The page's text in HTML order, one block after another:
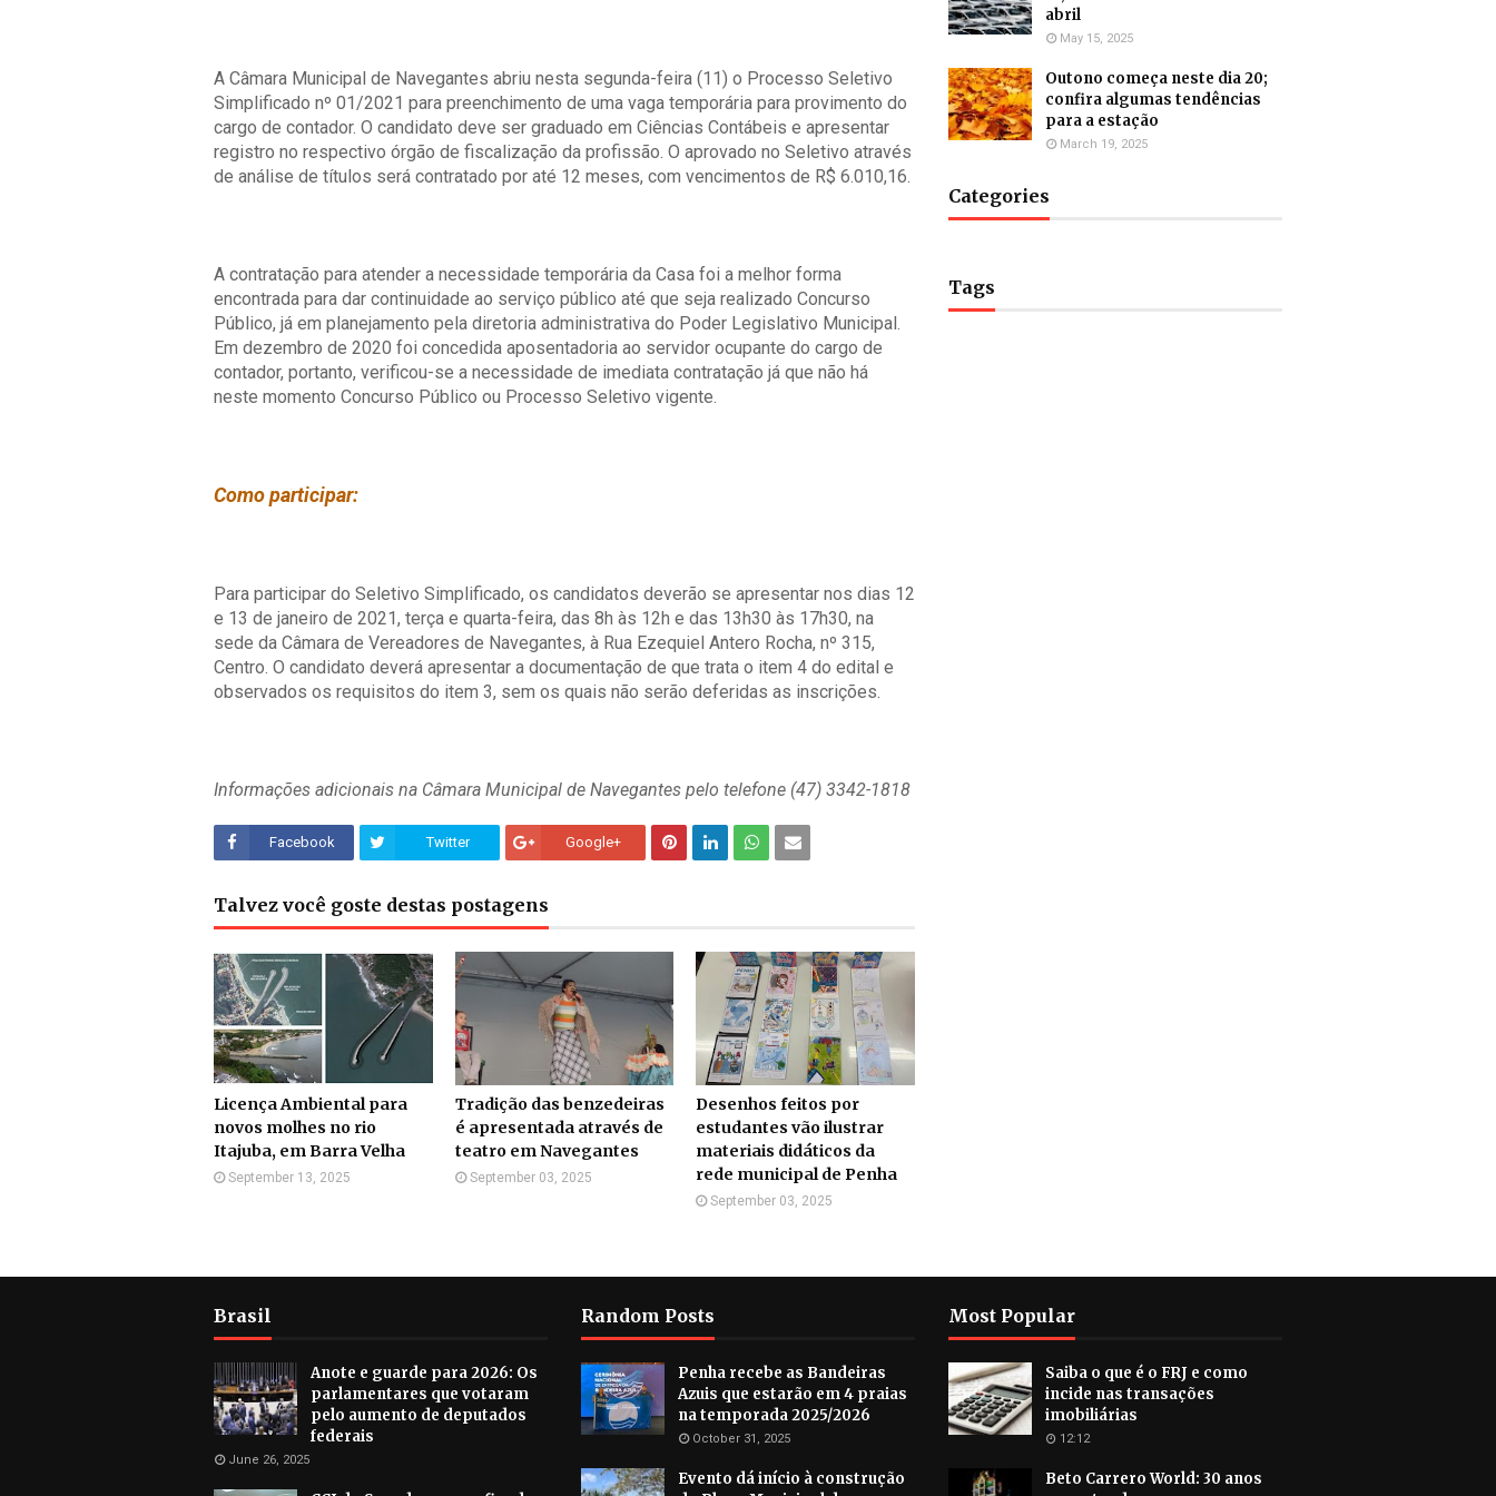
A Câmara Municipal de Navegantes abriu nesta segunda-feira (11) o Processo Seletivo
Simplificado nº 01/2021 para preenchimento de uma vaga temporária para provimento do
cargo de contador. O candidato deve ser graduado em Ciências Contábeis e apresentar
registro no respectivo órgão de fiscalização da profissão. O aprovado no Seletivo através
de análise de títulos será contratado por até 12 meses, com vencimentos de R$ 6.010,16.
A contratação para atender a necessidade temporária da Casa foi a melhor forma
encontrada para dar continuidade ao serviço público até que seja realizado Concurso
Público, já em planejamento pela diretoria administrativa do Poder Legislativo Municipal.
Em dezembro de 2020 foi concedida aposentadoria ao servidor ocupante do cargo de
contador, portanto, verificou-se a necessidade de imediata contratação já que não há
neste momento Concurso Público ou Processo Seletivo vigente.
Como participar:
Para participar do Seletivo Simplificado, os candidatos deverão se apresentar nos dias 12
e 13 de janeiro de 2021, terça e quarta-feira, das 8h às 12h e das 13h30 às 17h30, na
sede da Câmara de Vereadores de Navegantes, à Rua Ezequiel Antero Rocha, nº 315,
Centro. O candidato deverá apresentar a documentação de que trata o item 4 do edital e
observados os requisitos do item 3, sem os quais não serão deferidas as inscrições.
Informações adicionais na Câmara Municipal de Navegantes pelo telefone (47) 3342-1818
Facebook Twitter Google+
Talvez você goste destas postagens
Licença Ambiental para
novos molhes no rio
Itajuba, em Barra Velha
September 13, 2025
Tradição das benzedeiras
é apresentada através de
teatro em Navegantes
September 03, 2025
Desenhos feitos por
estudantes vão ilustrar
materiais didáticos da
rede municipal de Penha
September 03, 2025
abril
May 15, 2025
Outono começa neste dia 20;
confira algumas tendências
para a estação
March 19, 2025
Categories
Tags
Brasil
Anote e guarde para 2026: Os
parlamentares que votaram
pelo aumento de deputados
federais
June 26, 2025
Random Posts
Penha recebe as Bandeiras
Azuis que estarão em 4 praias
na temporada 2025/2026
October 31, 2025
Evento dá início à construção
Most Popular
Saiba o que é o FRJ e como
incide nas transações
imobiliárias
12:12
Beto Carrero World: 30 anos